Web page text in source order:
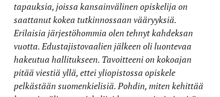
tapauksia, joissa kansainvälinen opiskelija on
saattanut kokea tutkinnossaan vääryyksiä.
Erilaisia järjestöhommia olen tehnyt kahdeksan
vuotta. Edustajistovaalien jälkeen oli luontevaa
hakeutua hallitukseen. Tavoitteeni on kokoajan
pitää viestiä yllä, ettei yliopistossa opiskele
pelkästään suomenkielisiä. Pohdin, miten kehittää